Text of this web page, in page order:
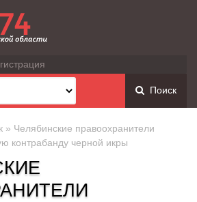
Поиск
» Челябинские правоохранители
контрабанду черной икры